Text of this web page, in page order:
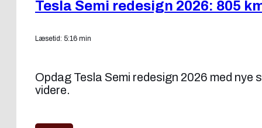
Tesla Semi redesign 2026: 805
Læsetid: 5:16 min
Opdag Tesla Semi redesign 2026 med
videre.